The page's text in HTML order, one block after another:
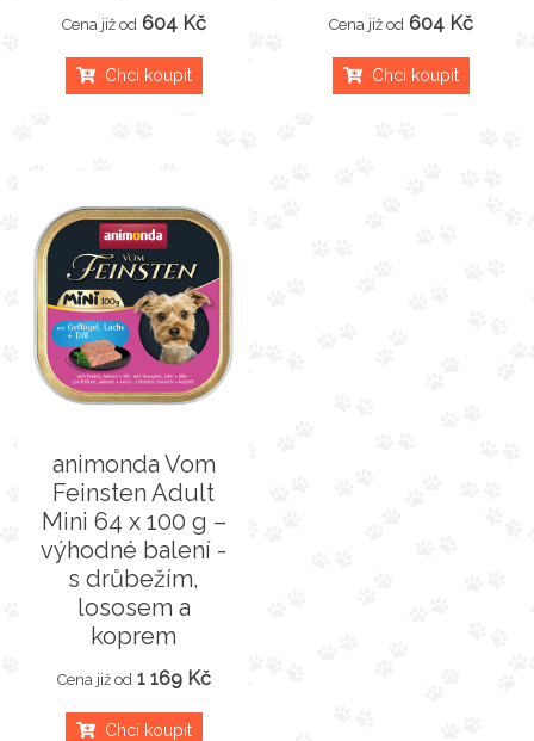
Cena již od 604 Kč
Chci koupit
Cena již od 604 Kč
Chci koupit
animonda Vom
Feinsten Adult
Mini 64 x 100 g –
výhodné balení -
s drůbežím,
lososem a
koprem
Cena již od 1 169 Kč
Chci koupit